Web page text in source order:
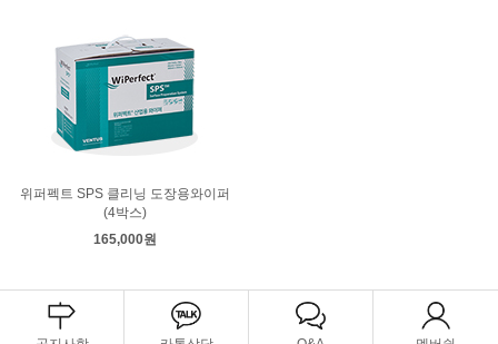
위퍼펙트 SPS 클리닝 도장용와이퍼
(4박스)
165,000원